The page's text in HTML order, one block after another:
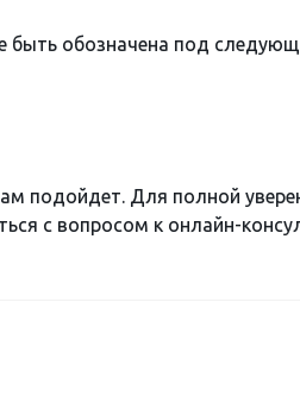
быть обозначена под
подойдет. Для полной
с вопросом к онлайн-